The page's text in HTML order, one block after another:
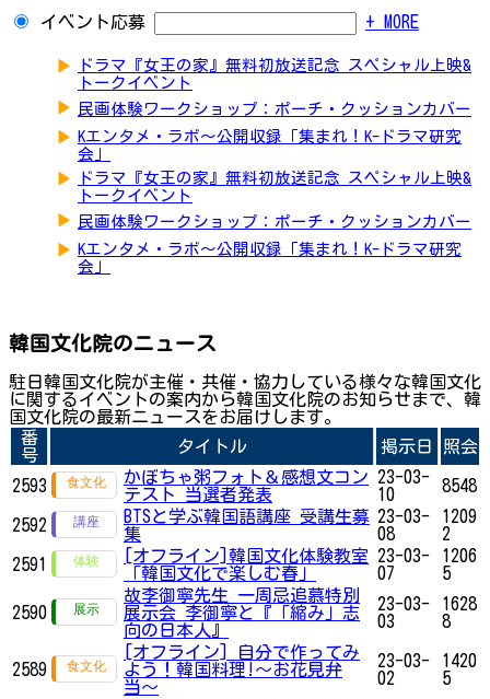
イベント応募 + MORE
▶
ドラマ『女王の家』無料初放送記念 スペシャル上映&
トークイベント
▶ 民画体験ワークショップ：ポーチ・クッションカバー
▶ Kエンタメ・ラボ～公開収録「集まれ！K-ドラマ研究
会」
▶
ドラマ『女王の家』無料初放送記念 スペシャル上映&
トークイベント
▶ 民画体験ワークショップ：ポーチ・クッションカバー
▶ Kエンタメ・ラボ～公開収録「集まれ！K-ドラマ研究
会」
韓国文化院のニュース
駐日韓国文化院が主催・共催・協力している様々な韓国文化
に関するイベントの案内から韓国文化院のお知らせまで、韓
国文化院の最新ニュースをお届けします。
番
号
タイトル 掲示日 照会
2593
かぼちゃ粥フォト＆感想文コン
テスト 当選者発表
23-03-
10
8548
2592
BTSと学ぶ韓国語講座 受講生募
集
23-03-
08
1209
2
2591
[オフライン]韓国文化体験教室
「韓国文化で楽しむ春」
23-03-
07
1206
5
2590
故李御寧先生 一周忌追慕特別
展示会 李御寧と『「縮み」志
向の日本人』
23-03-
03
1628
8
2589
[オフライン] 自分で作ってみ
よう！韓国料理!〜お花見弁
当〜
23-03-
02
1420
5